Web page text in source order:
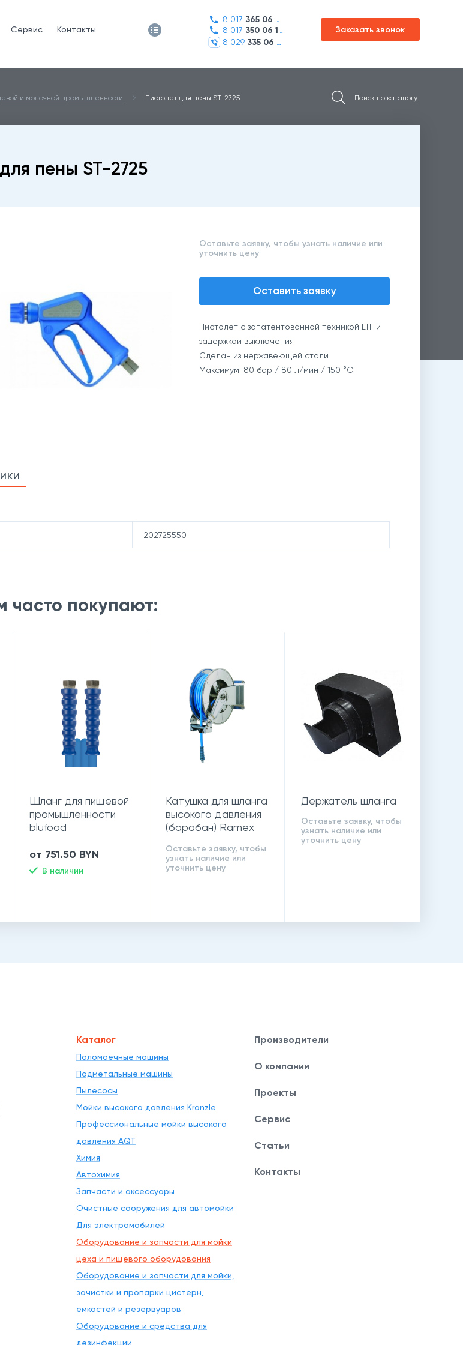
Сервис Контакты
8 017 365 06 45
8 017 350 06 16
8 029 335 06 01
Заказать звонок
и молочной промышленности Пистолет для пены ST-2725
пены ST-2725
Оставьте заявку, чтобы узнать наличие или
уточнить цену
Оставить заявку
Пистолет с запатентованной техникой LTF и
задержкой выключения
Сделан из нержавеющей стали
Максимум: 80 бар / 80 л/мин / 150 °C
202725550
часто покупают:
Шланг для пищевой
промышленности
blufood
от 751.50 BYN
В наличии
Катушка для шланга
высокого давления
(барабан) Ramex
Оставьте заявку, чтобы
узнать наличие или
уточнить цену
Держатель шланга
Оставьте заявку, чтобы
узнать наличие или
уточнить цену
Каталог
Поломоечные машины
Подметальные машины
Пылесосы
Мойки высокого давления Kranzle
Профессиональные мойки высокого
давления AQT
Химия
Автохимия
Запчасти и аксессуары
Очистные сооружения для автомойки
Для электромобилей
Оборудование и запчасти для мойки
цеха и пищевого оборудования
Оборудование и запчасти для мойки,
зачистки и пропарки цистерн,
емкостей и резервуаров
Оборудование и средства для
дезинфекции
Производители
О компании
Проекты
Сервис
Статьи
Контакты